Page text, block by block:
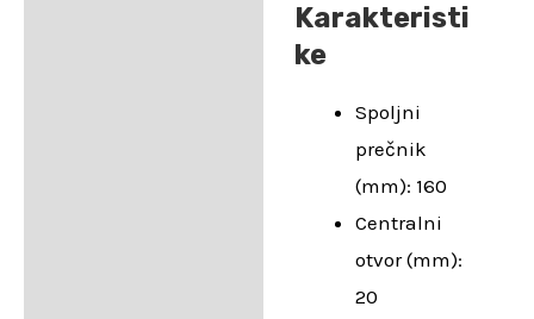
Karakteristi
ke
Spoljni
prečnik
(mm): 160
Centralni
otvor (mm):
20